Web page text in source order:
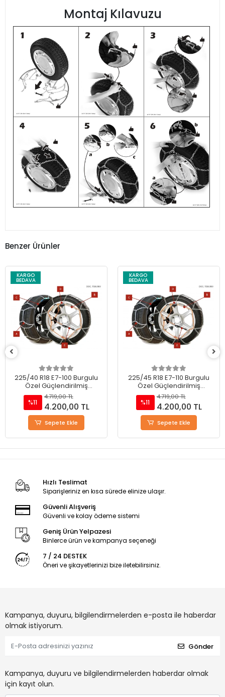
Montaj Kılavuzu
Benzer Ürünler
KARGO
BEDAVA
225/45 R18 E7-110 Burgulu
Özel Güçlendirilmiş
Takmatik Kar Zinciri
%11
4.719,00 TL
4.200,00 TL
Sepete Ekle
KARGO
BEDAVA
245/45R18 E7-120 Burgulu
Özel Güçlendirilmiş
Takmatik Kar Zinciri
%11
4.719,00 TL
4.200,00 TL
Stokta Yok
Hızlı Teslimat
Siparişleriniz en kısa sürede elinize ulaşır.
Güvenli Alışveriş
Güvenli ve kolay ödeme sistemi
Geniş Ürün Yelpazesi
Binlerce ürün ve kampanya seçeneği
7 / 24 DESTEK
Öneri ve şikayetlerinizi bize iletebilirsiniz.
Kampanya, duyuru, bilgilendirmelerden e-posta ile haberdar
olmak istiyorum.
Gönder
Kampanya, duyuru ve bilgilendirmelerden haberdar olmak
için kayıt olun.